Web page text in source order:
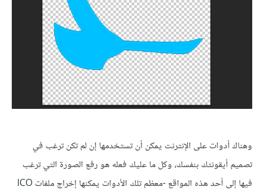
وهناك أدوات على الإنترنت يمكن أن تستخدمها إن لم تكن ترغب في
تصميم أيقونتك بنفسك، وكل ما عليك فعله هو رفع الصورة التي ترغب
فيها إلى أحد هذه المواقع -معظم تلك الأدوات يمكنها إخراج ملفات ICO